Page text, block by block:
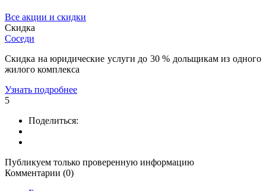
Все акции и скидки
Скидка
Соседи
Скидка на юридические услуги до 30 % дольщикам из одного
жилого комплекса
Узнать подробнее
5
Поделиться:
Публикуем только проверенную информацию
Комментарии (0)